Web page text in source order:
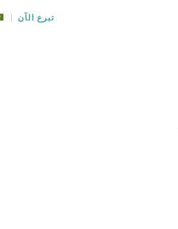
تبرع الآن